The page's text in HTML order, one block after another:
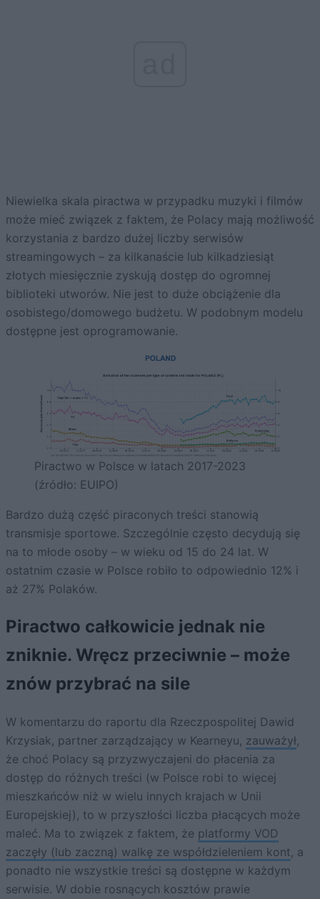
Niewielka skala piractwa w przypadku muzyki i filmów
może mieć związek z faktem, że Polacy mają możliwość
korzystania z bardzo dużej liczby serwisów
streamingowych – za kilkanaście lub kilkadziesiąt
złotych miesięcznie zyskują dostęp do ogromnej
biblioteki utworów. Nie jest to duże obciążenie dla
osobistego/domowego budżetu. W podobnym modelu
dostępne jest oprogramowanie.
Piractwo w Polsce w latach 2017-2023
(źródło: EUIPO)
Bardzo dużą część piraconych treści stanowią
transmisje sportowe. Szczególnie często decydują się
na to młode osoby – w wieku od 15 do 24 lat. W
ostatnim czasie w Polsce robiło to odpowiednio 12% i
aż 27% Polaków.
Piractwo całkowicie jednak nie
zniknie. Wręcz przeciwnie – może
znów przybrać na sile
W komentarzu do raportu dla Rzeczpospolitej Dawid
Krzysiak, partner zarządzający w Kearneyu, zauważył,
że choć Polacy są przyzwyczajeni do płacenia za
dostęp do różnych treści (w Polsce robi to więcej
mieszkańców niż w wielu innych krajach w Unii
Europejskiej), to w przyszłości liczba płacących może
maleć. Ma to związek z faktem, że platformy VOD
zaczęły (lub zaczną) walkę ze współdzieleniem kont, a
ponadto nie wszystkie treści są dostępne w każdym
serwisie. W dobie rosnących kosztów prawie